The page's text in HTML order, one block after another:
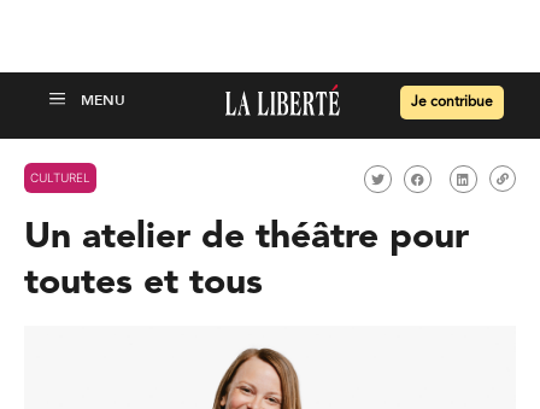
Je contribue
CULTUREL
Un atelier de théâtre pour
toutes et tous